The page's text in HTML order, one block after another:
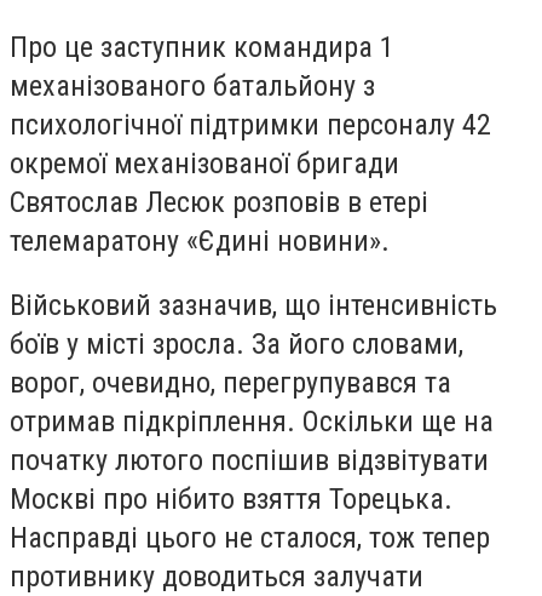
Про це заступник командира 1
механізованого батальйону з
психологічної підтримки персоналу 42
окремої механізованої бригади
Святослав Лесюк розповів в етері
телемаратону «Єдині новини».
Військовий зазначив, що інтенсивність
боїв у місті зросла. За його словами,
ворог, очевидно, перегрупувався та
отримав підкріплення. Оскільки ще на
початку лютого поспішив відзвітувати
Москві про нібито взяття Торецька.
Насправді цього не сталося, тож тепер
противнику доводиться залучати